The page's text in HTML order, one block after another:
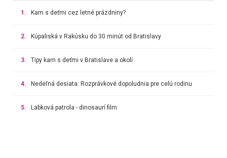
1. Kam s deťmi cez letné prázdniny?
2. Kúpaliská v Rakúsku do 30 minút od Bratislavy
3. Tipy kam s deťmi v Bratislave a okolí
4. Nedeľná desiata: Rozprávkové dopoludnia pre celú rodinu
5. Labková patrola - dinosaurí film